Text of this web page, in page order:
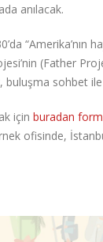
anılacak.
(Father
buluşma sohbet
için buradan
ofisinde,